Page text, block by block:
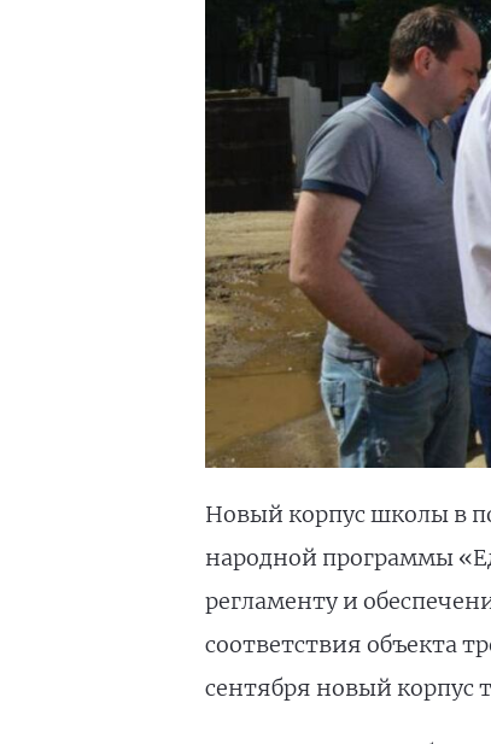
Новый корпус школы в
народной программы
регламенту и
соответствия объекта
сентября новый корпус